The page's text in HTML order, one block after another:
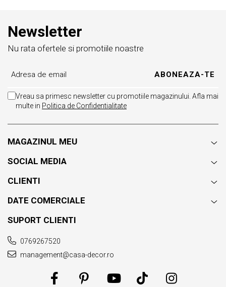
Newsletter
Nu rata ofertele si promotiile noastre
Vreau sa primesc newsletter cu promotiile magazinului. Afla mai
multe in Politica de Confidentialitate
MAGAZINUL MEU
SOCIAL MEDIA
CLIENTI
DATE COMERCIALE
SUPORT CLIENTI
0769267520
management@casa-decor.ro